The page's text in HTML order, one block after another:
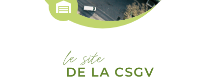
le site
DE LA CSGV